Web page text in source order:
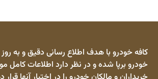
کافه خودرو با هدف اطلاع رسانی دقیق و به
خودرو برپا شده و در نظر دارد اطلاعات کامل